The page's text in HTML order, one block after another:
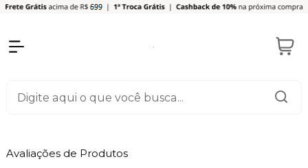
Avaliações de Produtos